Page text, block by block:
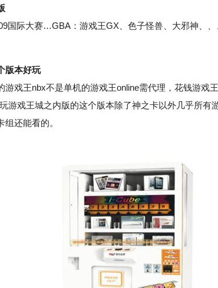
际大赛…GBA：游戏王GX、色子怪兽、大邪神、、
版本好玩
王nbx不是单机的游戏王online需代理，花钱游戏
游戏王城之内版的这个版本除了神之卡以外几乎所有
还能看的。